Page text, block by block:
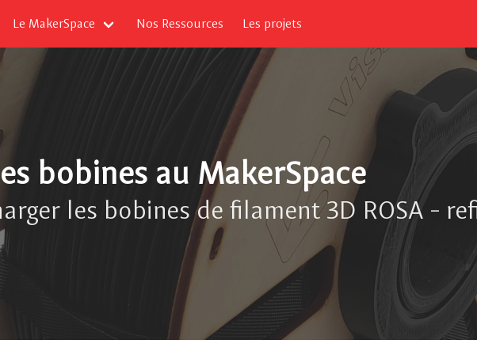
Le MakerSpace Nos Ressources Les projets
bobines au MakerSpace
les bobines de filament 3D ROSA -